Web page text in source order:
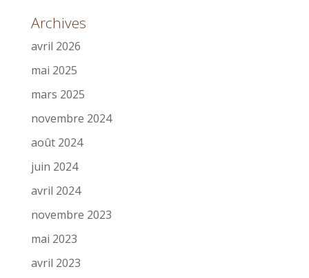
Archives
avril 2026
mai 2025
mars 2025
novembre 2024
août 2024
juin 2024
avril 2024
novembre 2023
mai 2023
avril 2023